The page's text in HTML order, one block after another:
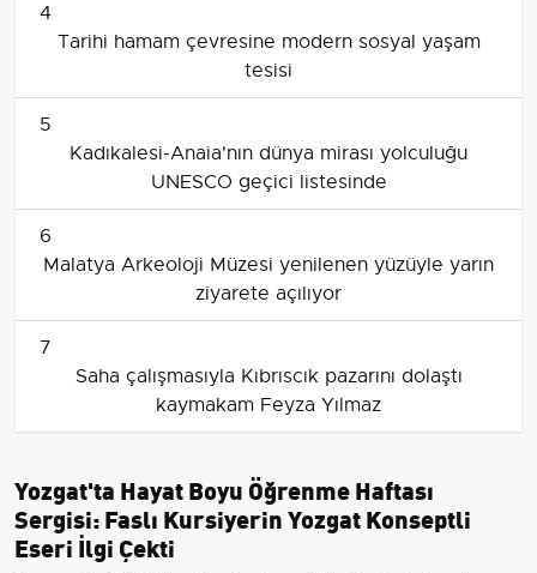
4
Tarihi hamam çevresine modern sosyal yaşam
tesisi
5
Kadıkalesi-Anaia'nın dünya mirası yolculuğu
UNESCO geçici listesinde
6
Malatya Arkeoloji Müzesi yenilenen yüzüyle yarın
ziyarete açılıyor
7
Saha çalışmasıyla Kıbrıscık pazarını dolaştı
kaymakam Feyza Yılmaz
Yozgat'ta Hayat Boyu Öğrenme Haftası
Sergisi: Faslı Kursiyerin Yozgat Konseptli
Eseri İlgi Çekti